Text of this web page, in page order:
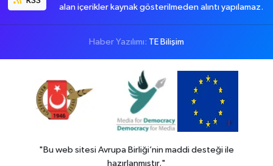
alan içerikler kaynak gösterilmeden alıntı yapılamaz.
Haber Yazılımı: TE Bilişim
"Bu web sitesi Avrupa Birliği’nin maddi desteği ile
hazırlanmıştır."